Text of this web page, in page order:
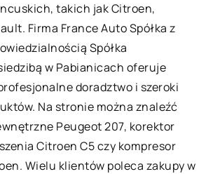
takich jak Citroen,
Firma France Auto Spółka z
Spółka
w Pabianicach oferuje
doradztwo i szeroki
Na stronie można znaleźć
Peugeot 207, korektor
Citroen C5 czy kompresor
Wielu klientów poleca zakupy w